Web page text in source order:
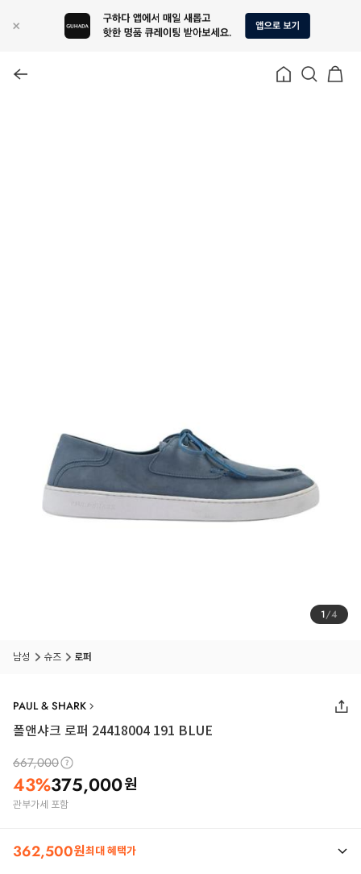
1/4
남성 슈즈 로퍼
PAUL & SHARK
폴앤샤크 로퍼 24418004 191 BLUE
667,000
43%375,000원
관부가세 포함
362,500원최대 혜택가